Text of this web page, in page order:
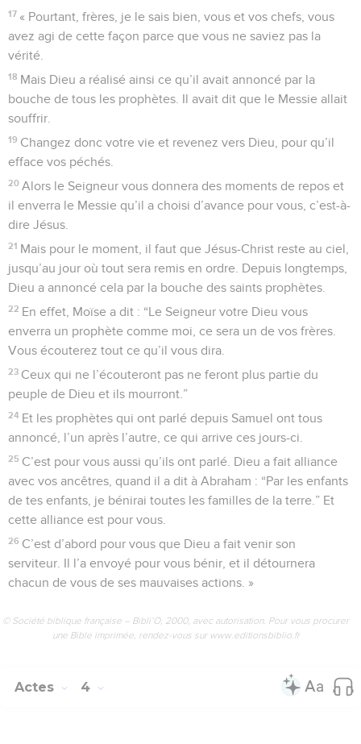
17 « Pourtant, frères, je le sais bien, vous et vos chefs, vous
avez agi de cette façon parce que vous ne saviez pas la
vérité.
18 Mais Dieu a réalisé ainsi ce qu’il avait annoncé par la
bouche de tous les prophètes. Il avait dit que le Messie allait
souffrir.
19 Changez donc votre vie et revenez vers Dieu, pour qu’il
efface vos péchés.
20 Alors le Seigneur vous donnera des moments de repos et
il enverra le Messie qu’il a choisi d’avance pour vous, c’est-à-
dire Jésus.
21 Mais pour le moment, il faut que Jésus-Christ reste au ciel,
jusqu’au jour où tout sera remis en ordre. Depuis longtemps,
Dieu a annoncé cela par la bouche des saints prophètes.
22 En effet, Moïse a dit : “Le Seigneur votre Dieu vous
enverra un prophète comme moi, ce sera un de vos frères.
Vous écouterez tout ce qu’il vous dira.
23 Ceux qui ne l’écouteront pas ne feront plus partie du
peuple de Dieu et ils mourront.”
24 Et les prophètes qui ont parlé depuis Samuel ont tous
annoncé, l’un après l’autre, ce qui arrive ces jours-ci.
25 C’est pour vous aussi qu’ils ont parlé. Dieu a fait alliance
avec vos ancêtres, quand il a dit à Abraham : “Par les enfants
de tes enfants, je bénirai toutes les familles de la terre.” Et
cette alliance est pour vous.
26 C’est d’abord pour vous que Dieu a fait venir son
serviteur. Il l’a envoyé pour vous bénir, et il détournera
chacun de vous de ses mauvaises actions. »
© Société biblique française – Bibli’O, 2000, avec autorisation. Pour vous procurer
une Bible imprimée, rendez-vous sur www.editionsbiblio.fr
Actes 4